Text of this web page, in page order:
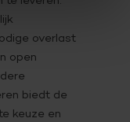
overlast
open
biedt de
keuze en